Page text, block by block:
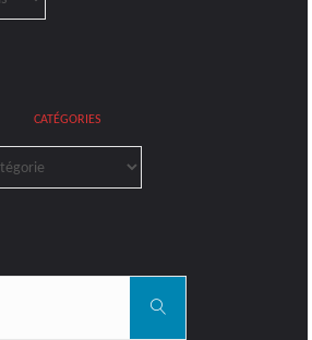
CATÉGORIES
Rechercher